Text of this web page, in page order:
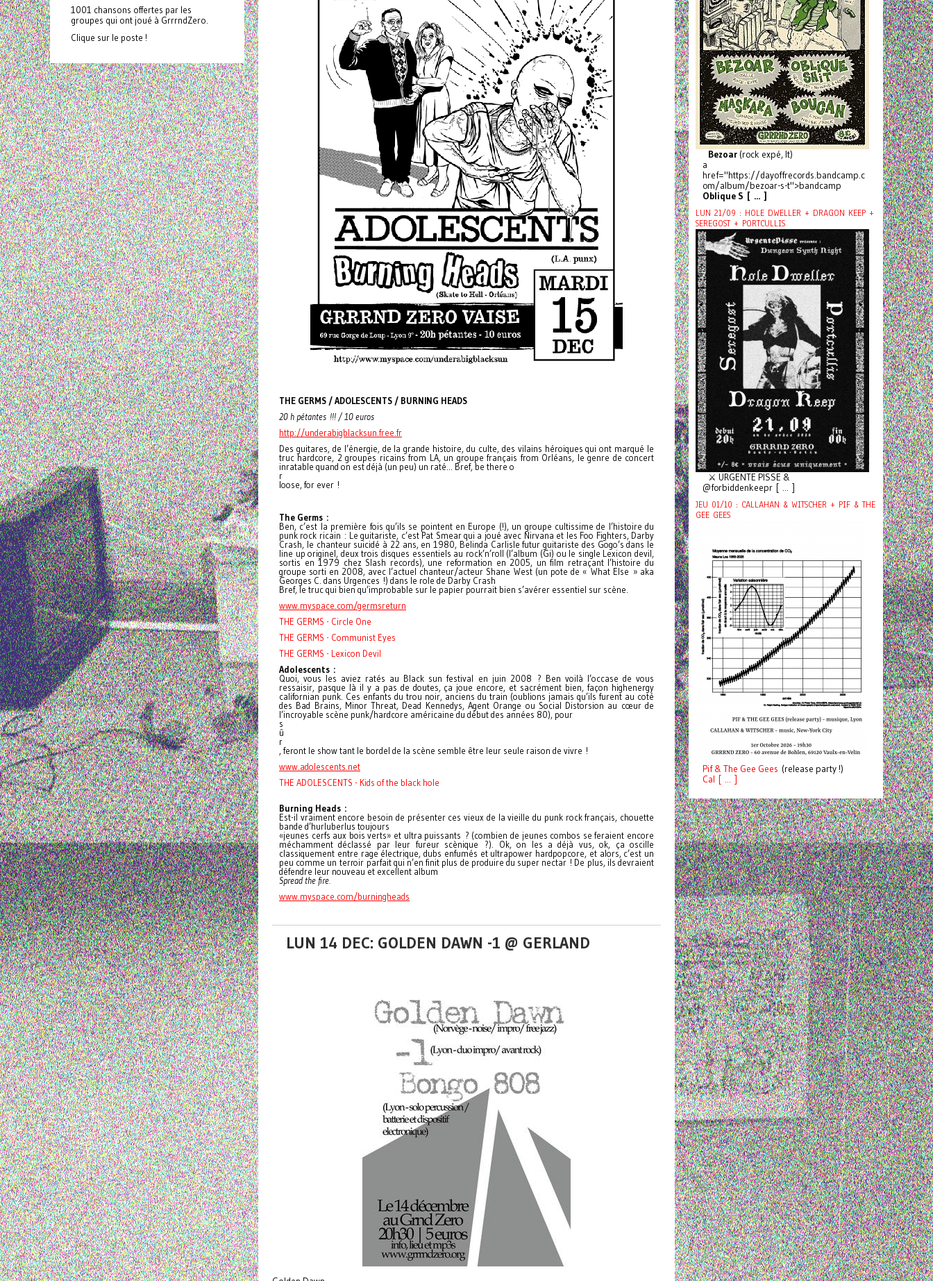
THE GERMS / ADOLESCENTS / BURNING HEADS
20 h pétantes !!! / 10 euros
http://underabigblacksun.free.fr
Des guitares, de l’énergie, de la grande histoire, du culte, des vilains héroiques qui ont marqué le
truc hardcore, 2 groupes ricains from LA, un groupe français from Orléans, le genre de concert
inratable quand on est déjà (un peu) un raté... Bref, be there o
r
loose, for ever !
The Germs :
Ben, c’est la première fois qu’ils se pointent en Europe (!), un groupe cultissime de l’histoire du
punk rock ricain : Le guitariste, c’est Pat Smear qui a joué avec Nirvana et les Foo Fighters, Darby
Crash, le chanteur suicidé à 22 ans, en 1980, Belinda Carlisle futur guitariste des Gogo’s dans le
line up originel, deux trois disques essentiels au rock’n’roll (l’album (Gi) ou le single Lexicon devil,
sortis en 1979 chez Slash records), une reformation en 2005, un film retraçant l’histoire du
groupe sorti en 2008, avec l’actuel chanteur/acteur Shane West (un pote de « What Else » aka
Georges C. dans Urgences !) dans le role de Darby Crash
Bref, le truc qui bien qu’improbable sur le papier pourrait bien s’avérer essentiel sur scène.
www.myspace.com/germsreturn
THE GERMS - Circle One
THE GERMS - Communist Eyes
THE GERMS - Lexicon Devil
Adolescents :
Quoi, vous les aviez ratés au Black sun festival en juin 2008 ? Ben voilà l’occase de vous
ressaisir, pasque là il y a pas de doutes, ça joue encore, et sacrément bien, façon highenergy
californian punk. Ces enfants du trou noir, anciens du train (oublions jamais qu’ils furent au coté
des Bad Brains, Minor Threat, Dead Kennedys, Agent Orange ou Social Distorsion au cœur de
l’incroyable scène punk/hardcore américaine du début des années 80), pour
s
û
r
, feront le show tant le bordel de la scène semble être leur seule raison de vivre !
www.adolescents.net
THE ADOLESCENTS - Kids of the black hole
Burning Heads :
Est-il vraiment encore besoin de présenter ces vieux de la vieille du punk rock français, chouette
bande d’hurluberlus toujours
«jeunes cerfs aux bois verts» et ultra puissants ? (combien de jeunes combos se feraient encore
méchamment déclassé par leur fureur scènique ?). Ok, on les a déjà vus, ok, ça oscille
classiquement entre rage électrique, dubs enfumés et ultrapower hardpopcore, et alors, c’est un
peu comme un terroir parfait qui n’en finit plus de produire du super nectar ! De plus, ils devraient
défendre leur nouveau et excellent album
Spread the fire.
www.myspace.com/burningheads
LUN 14 DEC: GOLDEN DAWN -1 @ GERLAND
1001 chansons offertes par les
groupes qui ont joué à GrrrndZero.
Clique sur le poste !
Bezoar (rock expé, It)
a
href="https://dayoffrecords.bandcamp.c
om/album/bezoar-s-t">bandcamp
Oblique S [ ... ]
LUN 21/09 : HOLE DWELLER + DRAGON KEEP +
SEREGOST + PORTCULLIS
⚔️ URGENTE PISSE &
@forbiddenkeepr [ ... ]
JEU 01/10 : CALLAHAN & WITSCHER + PIF & THE
GEE GEES
Pif& The Gee Gees (release party !)
Cal [ ... ]